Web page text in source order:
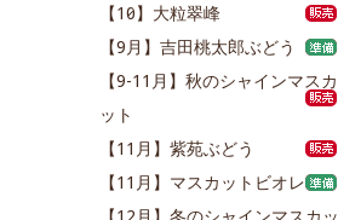
【10月】大粒翠峰
【9月】吉田桃太郎ぶどう
【9-11月】秋のシャインマスカ
ット
【11月】紫苑ぶどう
【11月】マスカットビオレ